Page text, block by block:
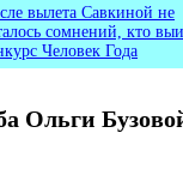
Ольги
вылета Савкиной не
сомнений, кто
Человек Года